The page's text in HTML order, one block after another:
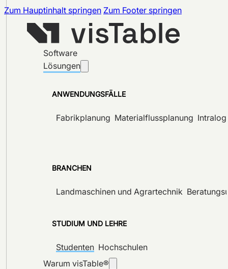
Zum Hauptinhalt springen Zum Footer springen
Software
Lösungen
ANWENDUNGSFÄLLE
Fabrikplanung Materialflussplanung
BRANCHEN
Landmaschinen und Agrartechnik
STUDIUM UND LEHRE
Studenten Hochschulen
Warum visTable®